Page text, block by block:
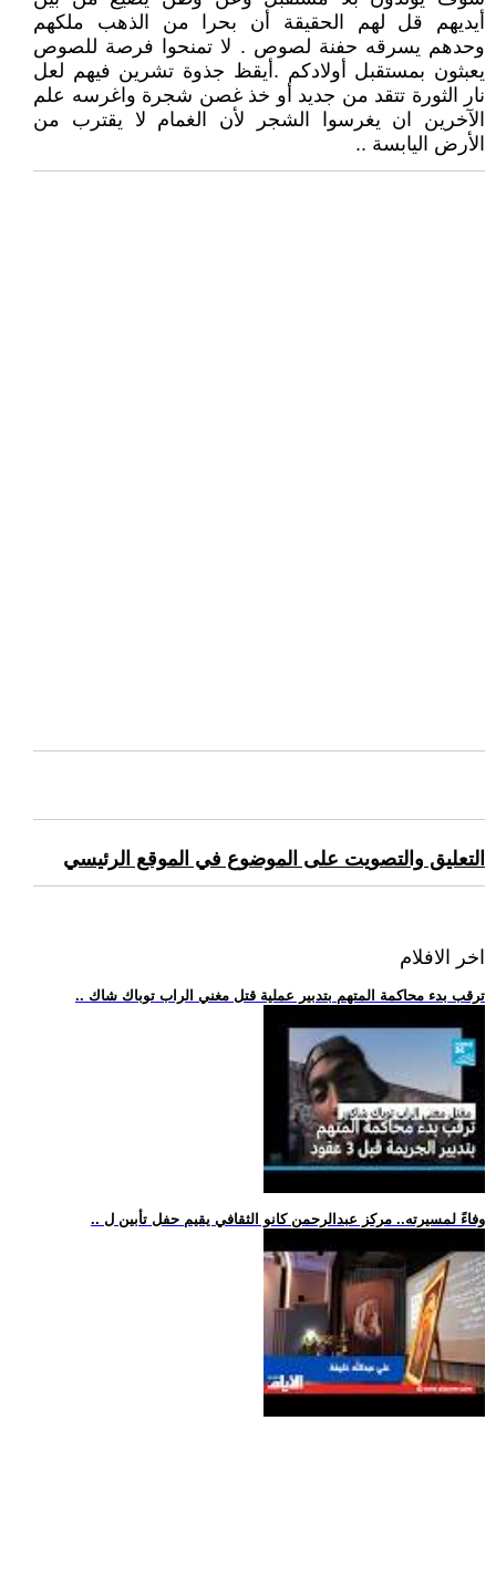
أيديهم قل لهم الحقيقة أن بحرا من الذهب ملكهم
وحدهم يسرقه حفنة لصوص . لا تمنحوا فرصة للصوص
يعبثون بمستقبل أولادكم .أيقظ جذوة تشرين فيهم لعل
نار الثورة تتقد من جديد أو خذ غصن شجرة واغرسه علم
الآخرين ان يغرسوا الشجر لأن الغمام لا يقترب من
الأرض اليابسة ..
التعليق والتصويت على الموضوع في الموقع الرئيسي
اخر الافلام
.. ترقب بدء محاكمة المتهم بتدبير عملية قتل مغني الراب توباك شاك
.. وفاءً لمسيرته.. مركز عبدالرحمن كانو الثقافي يقيم حفل تأبين ل